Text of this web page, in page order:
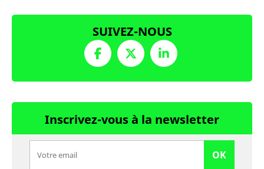
SUIVEZ-NOUS
Inscrivez-vous à la newsletter
OK